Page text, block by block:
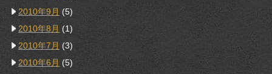
2010年9月 (5)
2010年8月 (1)
2010年7月 (3)
2010年6月 (5)